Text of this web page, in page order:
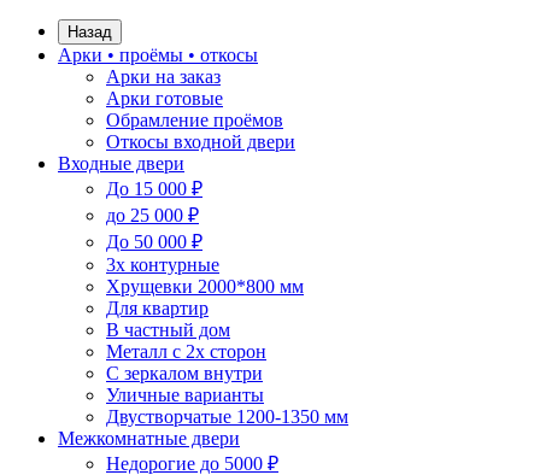
Назад
Арки • проёмы • откосы
Арки на заказ
Арки готовые
Обрамление проёмов
Откосы входной двери
Входные двери
До 15 000 ₽
до 25 000 ₽
До 50 000 ₽
3х контурные
Хрущевки 2000*800 мм
Для квартир
В частный дом
Металл с 2х сторон
С зеркалом внутри
Уличные варианты
Двустворчатые 1200-1350 мм
Межкомнатные двери
Недорогие до 5000 ₽